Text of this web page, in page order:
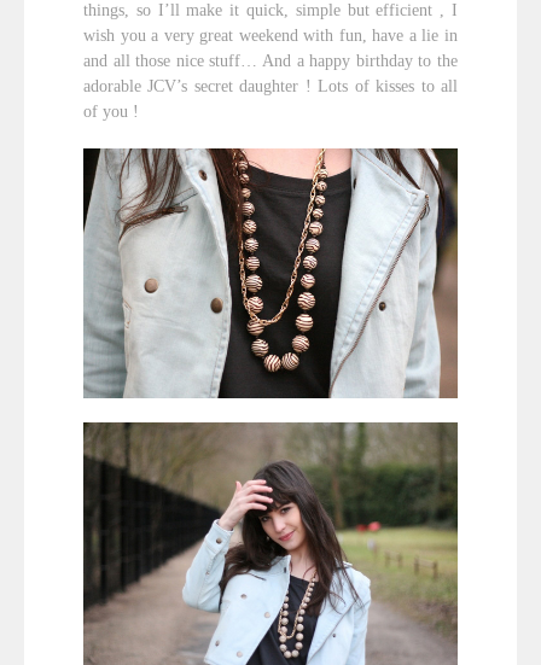
things, so I’ll make it quick, simple but efficient , I
wish you a very great weekend with fun, have a lie in
and all those nice stuff… And a happy birthday to the
adorable JCV’s secret daughter ! Lots of kisses to all
of you !